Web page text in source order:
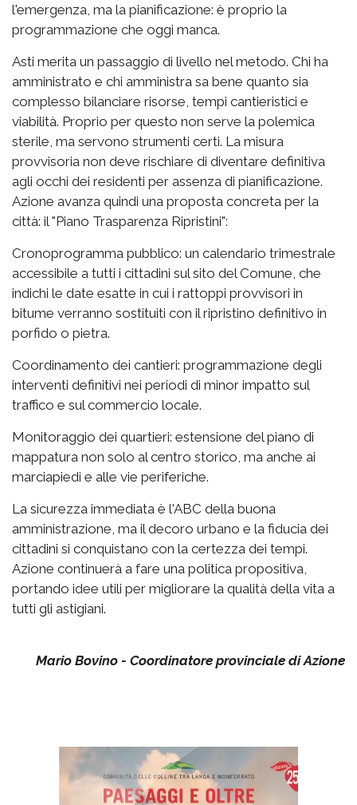
l'emergenza, ma la pianificazione: è proprio la
programmazione che oggi manca.
Asti merita un passaggio di livello nel metodo. Chi ha
amministrato e chi amministra sa bene quanto sia
complesso bilanciare risorse, tempi cantieristici e
viabilità. Proprio per questo non serve la polemica
sterile, ma servono strumenti certi. La misura
provvisoria non deve rischiare di diventare definitiva
agli occhi dei residenti per assenza di pianificazione.
Azione avanza quindi una proposta concreta per la
città: il "Piano Trasparenza Ripristini":
Cronoprogramma pubblico: un calendario trimestrale
accessibile a tutti i cittadini sul sito del Comune, che
indichi le date esatte in cui i rattoppi provvisori in
bitume verranno sostituiti con il ripristino definitivo in
porfido o pietra.
Coordinamento dei cantieri: programmazione degli
interventi definitivi nei periodi di minor impatto sul
traffico e sul commercio locale.
Monitoraggio dei quartieri: estensione del piano di
mappatura non solo al centro storico, ma anche ai
marciapiedi e alle vie periferiche.
La sicurezza immediata è l'ABC della buona
amministrazione, ma il decoro urbano e la fiducia dei
cittadini si conquistano con la certezza dei tempi.
Azione continuerà a fare una politica propositiva,
portando idee utili per migliorare la qualità della vita a
tutti gli astigiani.
Mario Bovino - Coordinatore provinciale di Azione